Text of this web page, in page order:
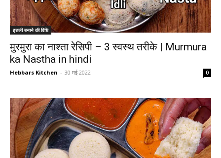
इडली बनाने की विधि
मुरमुरा का नाश्ता रेसिपी – 3 स्वस्थ तरीके | Murmura
ka Nastha in hindi
Hebbars Kitchen - 30 मई 2022 0